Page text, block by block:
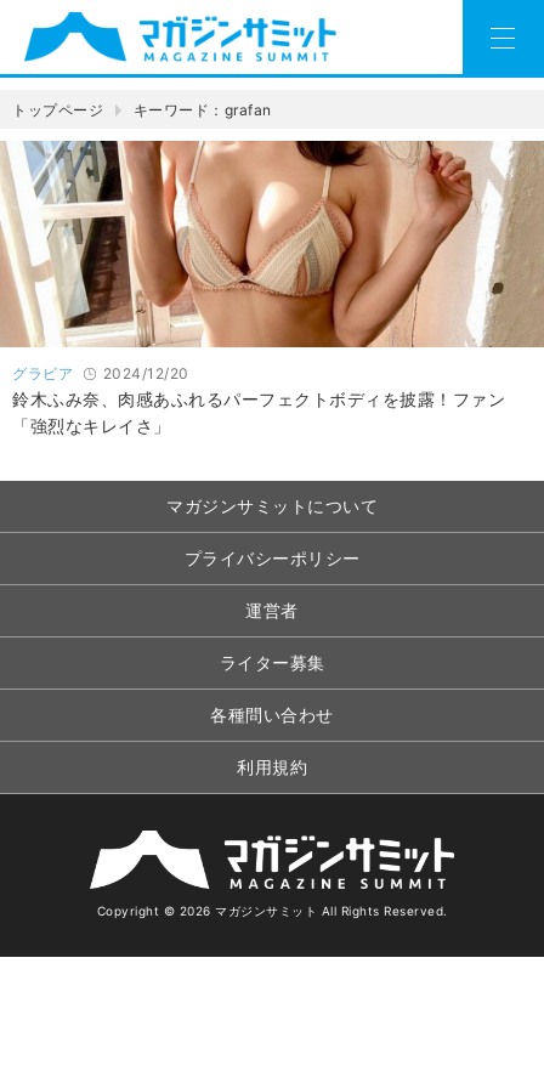
トップページ キーワード：grafan
グラビア 2024/12/20
鈴木ふみ奈、肉感あふれるパーフェクトボディを披露！ファン
「強烈なキレイさ」
マガジンサミットについて
プライバシーポリシー
運営者
ライター募集
各種問い合わせ
利用規約
Copyright © 2026 マガジンサミット All Rights Reserved.